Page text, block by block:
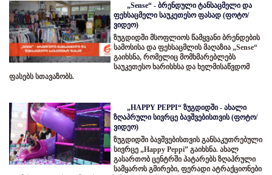
„Sense“ - ბრენდული ტანსაცმელი და
ფეხსაცმელი საუკეთესო ფასად (ფოტო/
ვიდეო)
ზუგდიდში მსოფლიოს წამყვანი ბრენდების
სამოსისა და ფეხსაცმლის მაღაზია „Sense“
გაიხსნა, რომელიც მომხმარებლებს
საუკეთესო ხარისხსა და ხელმისაწვდომ
ფასებს სთავაზობს.
„HAPPY PEPPI“ ზუგდიდში - ახალი
ზღაპრული სივრცე ბავშვებისთვის (ფოტო/
ვიდეო)
ზუგდიდში ბავშვებისთვის განსაკუთრებული
სივრცე „Happy Peppi” გაიხსნა. ახალ
გასართობ ცენტრში პატარებს ზღაპრული
სამყაროს გმირები, ფერადი ატრაქციონები